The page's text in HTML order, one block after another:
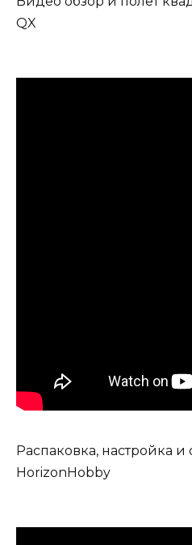
QX
Распаковка, настройка и
HorizonHobby